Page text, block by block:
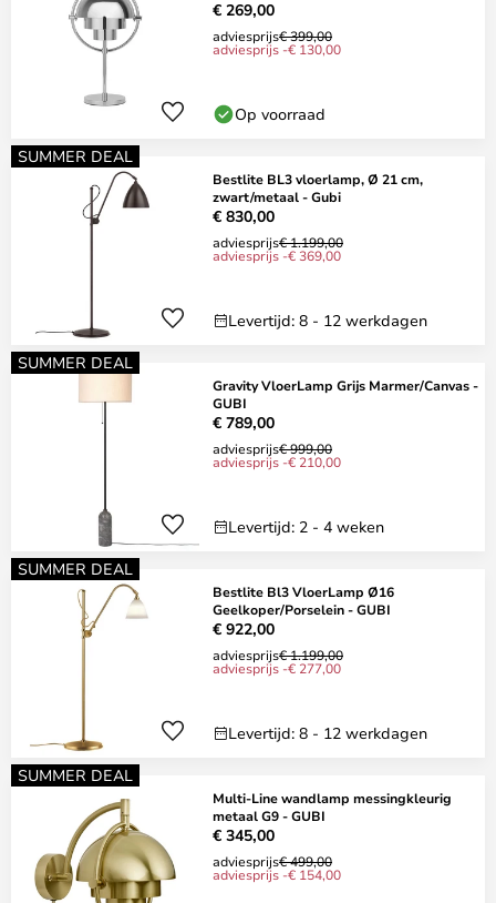
€ 269,00
adviesprijs€ 399,00
adviesprijs -€ 130,00
Op voorraad
SUMMER DEAL
Bestlite BL3 vloerlamp, Ø 21 cm,
zwart/metaal - Gubi
€ 830,00
adviesprijs€ 1.199,00
adviesprijs -€ 369,00
Levertijd: 8 - 12 werkdagen
SUMMER DEAL
Gravity VloerLamp Grijs Marmer/Canvas -
GUBI
€ 789,00
adviesprijs€ 999,00
adviesprijs -€ 210,00
Levertijd: 2 - 4 weken
SUMMER DEAL
Bestlite Bl3 VloerLamp Ø16
Geelkoper/Porselein - GUBI
€ 922,00
adviesprijs€ 1.199,00
adviesprijs -€ 277,00
Levertijd: 8 - 12 werkdagen
SUMMER DEAL
Multi-Line wandlamp messingkleurig
metaal G9 - GUBI
€ 345,00
adviesprijs€ 499,00
adviesprijs -€ 154,00